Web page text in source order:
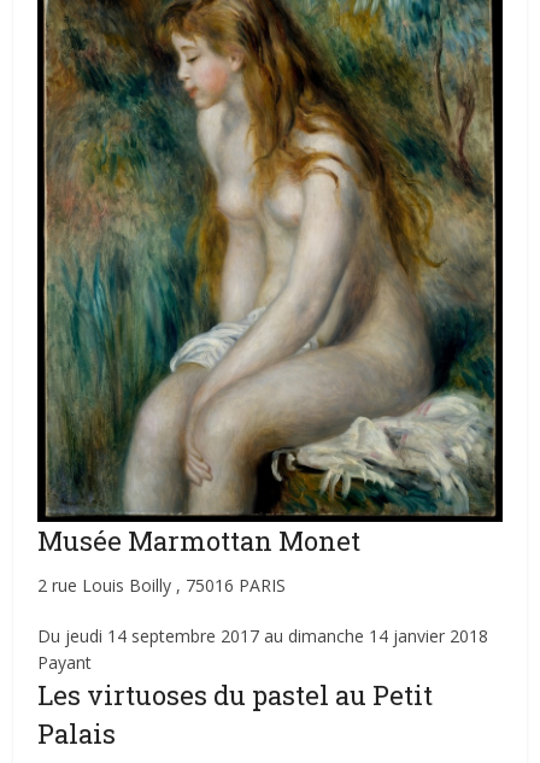
Musée Marmottan Monet
2 rue Louis Boilly , 75016 PARIS
Du jeudi 14 septembre 2017 au dimanche 14 janvier 2018
Payant
Les virtuoses du pastel au Petit
Palais